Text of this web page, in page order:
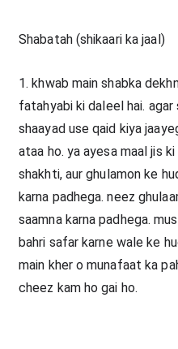
Shabatah (shikaari ka jaal)
1. khwab main shabka
fatahyabi ki daleel hai. agar
shaayad use qaid kiya
ataa ho. ya ayesa maal jis
shakhti, aur ghulamon ke
karna padhega. neez
saamna karna padhega.
bahri safar karne wale ke
main kher o munafaat ka
cheez kam ho gai ho.